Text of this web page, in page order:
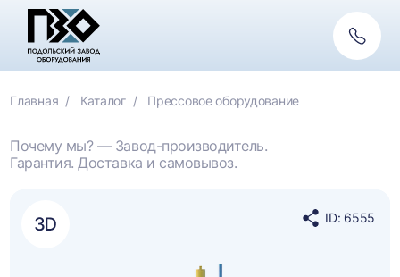
связь
Главная Каталог Прессовое оборудование
Почему мы? — Завод-производитель.
Гарантия. Доставка и самовывоз.
ID: 6555